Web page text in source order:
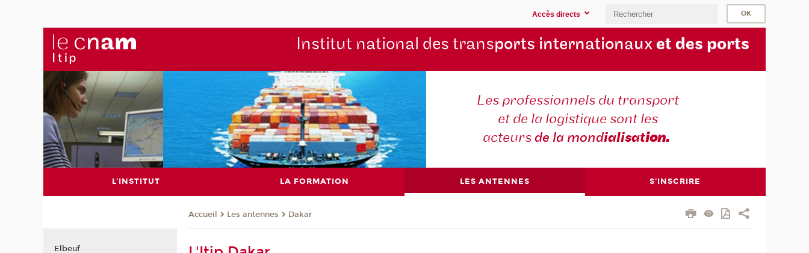
Accès directs
Institut national des transports internationauxet des ports
Les professionnels du transport
et de la logistique sont les
acteursde la mondialisation.
L'INSTITUT LA FORMATION LES ANTENNES S'INSCRIRE
Accueil Les antennes Dakar
Elbeuf